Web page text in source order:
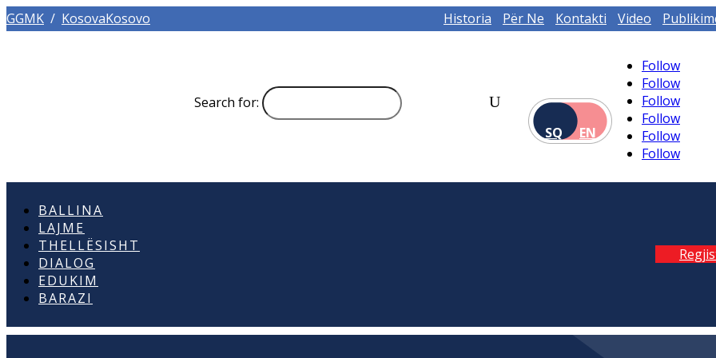
GGMK / KosovaKosovo Historia Për Ne Kontakti Video
Search for:
SQ
EN
Follow
Follow
Follow
Follow
Follow
Follow
BALLINA
LAJME
THELLËSISHT
DIALOG
EDUKIM
BARAZI